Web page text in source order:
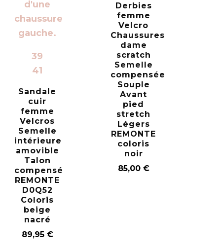
39
41
Sandale
cuir
femme
Velcros
Semelle
intérieure
amovible
Talon
compensé
REMONTE
D0Q52
Coloris
beige
nacré
89,95 €
Derbies
femme
Velcro
Chaussures
dame
scratch
Semelle
compensée
Souple
Avant
pied
stretch
Légers
REMONTE
coloris
noir
85,00 €